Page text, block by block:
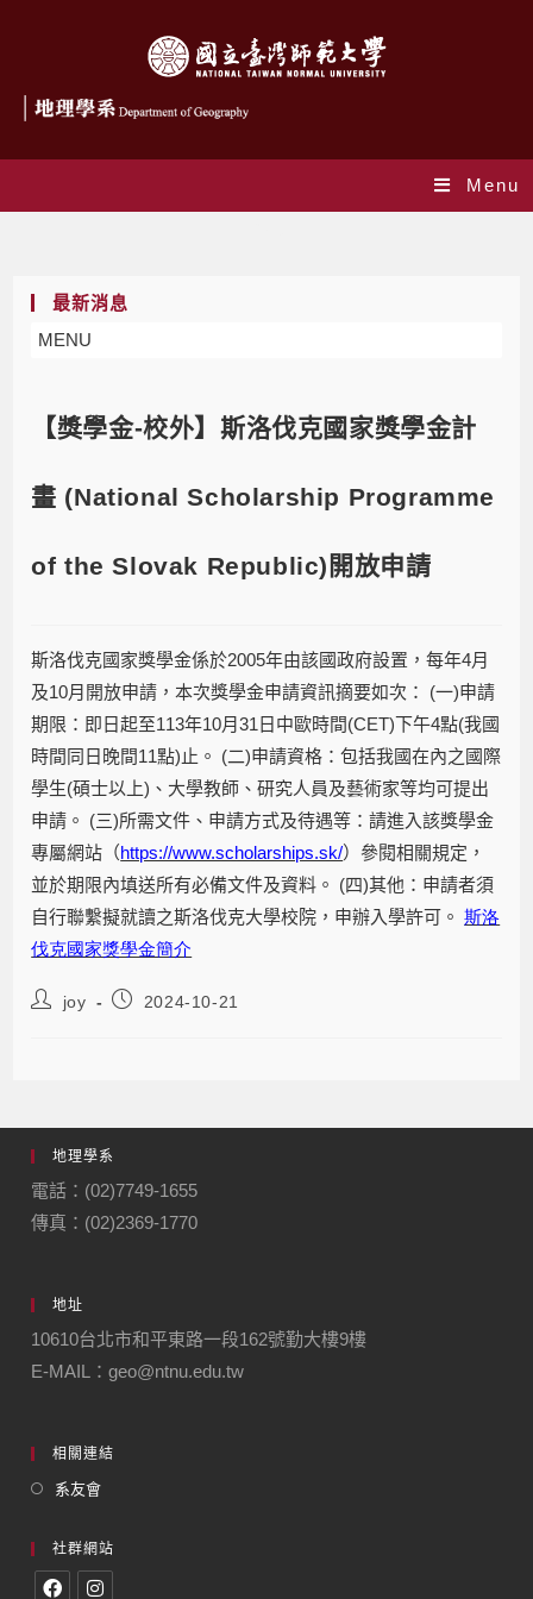
Menu
最新消息
MENU
【獎學金-校外】斯洛伐克國家獎學金計
畫 (National Scholarship Programme
of the Slovak Republic)開放申請
斯洛伐克國家獎學金係於2005年由該國政府設置，每年4月
及10月開放申請，本次獎學金申請資訊摘要如次： (一)申請
期限：即日起至113年10月31 日中歐時間(CET)下午4點(我國
時間同日晚間11點)止。 (二)申請資格：包括我國在內之國際
學生(碩士以上) 、大學教師、研究人員及藝術家等均可提出
申請。 (三)所需文件、申請方式及待遇等：請進入該獎學金
專屬網站（https://www.scholarships.sk/）參閱相關規定，
並於期限內填送所有必備文件及資料。 (四)其他：申請者須
自行聯繫擬就讀之斯洛伐克大學校院，申辦入學許可。斯洛
伐克國家獎學金簡介
joy 2024-10-21
地理學系
電話：(02)7749-1655
傳真：(02)2369-1770
地址
10610台北市和平東路一段162號勤大樓9樓
E-MAIL：geo@ntnu.edu.tw
相關連結
系友會
社群網站